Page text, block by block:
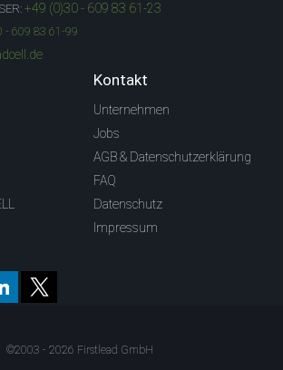
+49 (0)30 - 609 83 61-23
- 609 83 61-99
Kontakt
Unternehmen
Jobs
AGB & Datenschutzerklärung
FAQ
Datenschutz
Impressum
©2003 - 2026 Firstlead GmbH